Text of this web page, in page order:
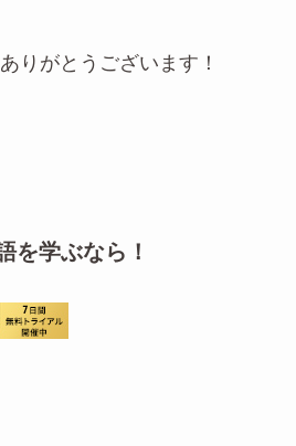
りがとうございます！
を学ぶなら！